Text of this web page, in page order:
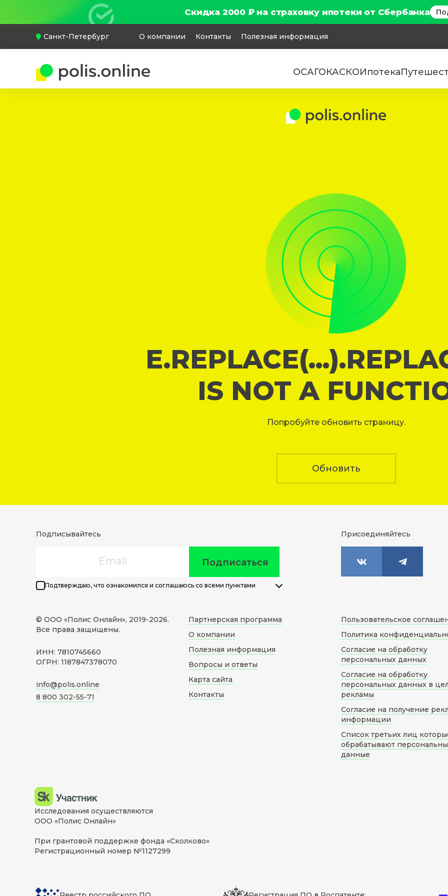
Скидка 2000 ₽ на страховку ипотеки от Сбербанка
Санкт-Петербург О компании Контакты Полезная информация
ОСАГОКАСКОИпотека
IS NOT A
Попробуйте обновить страницу.
Обновить
Подписывайтесь
Подписаться
Подтверждаю, что ознакомился и соглашаюсь со всеми пунктами
Присоединяйтесь
© ООО «Полис Онлайн», 2019-2026.
Все права защищены.
ИНН: 7810745660
ОГРН: 1187847378070
info@polis.online
8 800 302-55-71
Партнерская программа
О компании
Полезная информация
Вопросы и ответы
Карта сайта
Контакты
Пользовательское
Политика
Согласие на обработку
персональных данных
Согласие на обработку
персональных данных в
рекламы
Согласие на получение
информации
Список третьих лиц
обрабатывают
данные
Исследования осуществляются
ООО «Полис Онлайн»
При грантовой поддержке фонда «Сколково»
Регистрационный номер №1127299